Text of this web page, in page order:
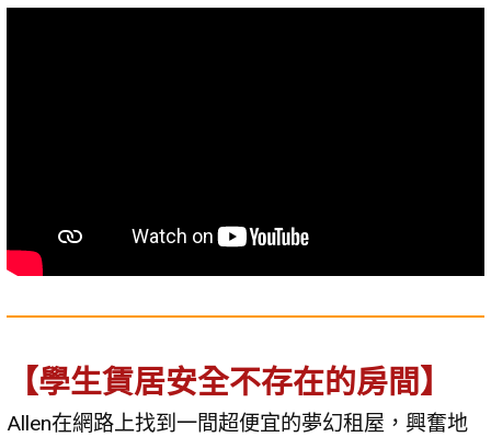
【學生賃居安全不存在的房間】
Allen在網路上找到一間超便宜的夢幻租屋，興奮地